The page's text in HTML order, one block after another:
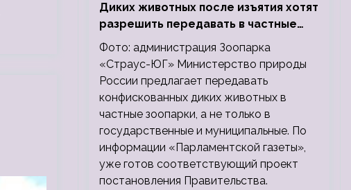
Диких животных после изъятия хотят
разрешить передавать в частные
зоопарки
Фото: администрация Зоопарка
«Страус-ЮГ» Министерство природы
России предлагает передавать
конфискованных диких животных в
частные зоопарки, а не только в
государственные и муниципальные. По
информации «Парламентской газеты»,
уже готов соответствующий проект
постановления Правительства.